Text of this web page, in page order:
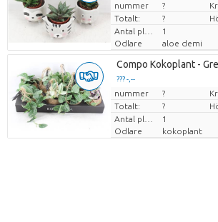
Pris per enhet
nummer ?
Totalt:
?
1
Odlare
aloe demi
Compo Kokoplant -
??? -,--
Pris per enhet
nummer ?
Totalt:
?
1
Odlare
kokoplant